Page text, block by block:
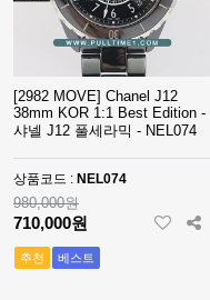
[2982 MOVE] Chanel J12
38mm KOR 1:1 Best Edition -
샤넬 J12 풀세라믹 - NEL074
상품코드 : NEL074
980,000원
710,000원
추천 베스트